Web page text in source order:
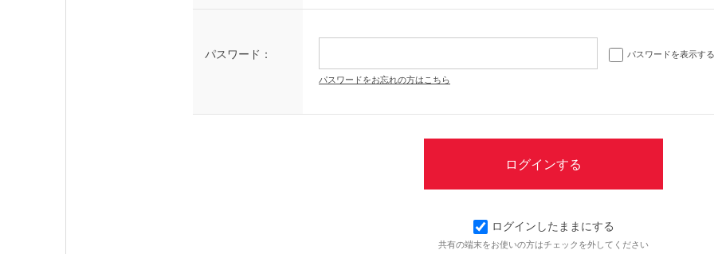
パスワード： パスワードを表示する
パスワードをお忘れの方はこちら
ログインしたままにする
共有の端末をお使いの方はチェックを外してください